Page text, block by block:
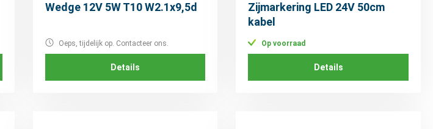
Wedge 12V 5W T10 W2.1x9,5d
Oeps, tijdelijk op. Contacteer ons.
Details
Zijmarkering LED 24V 50cm
kabel
Op voorraad
Details